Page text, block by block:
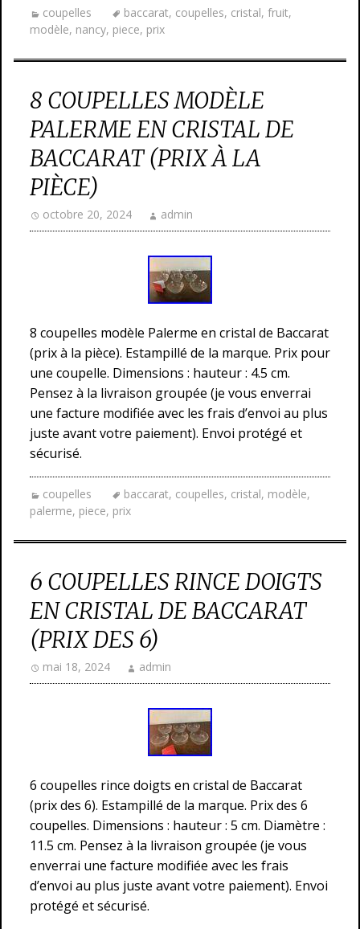
coupelles baccarat, coupelles, cristal, fruit,
modèle, nancy, piece, prix
8 COUPELLES MODÈLE
PALERME EN CRISTAL DE
BACCARAT (PRIX À LA
PIÈCE)
octobre 20, 2024 admin
8 coupelles modèle Palerme en cristal de Baccarat
(prix à la pièce). Estampillé de la marque. Prix pour
une coupelle. Dimensions : hauteur : 4.5 cm.
Pensez à la livraison groupée (je vous enverrai
une facture modifiée avec les frais d’envoi au plus
juste avant votre paiement). Envoi protégé et
sécurisé.
coupelles baccarat, coupelles, cristal, modèle,
palerme, piece, prix
6 COUPELLES RINCE DOIGTS
EN CRISTAL DE BACCARAT
(PRIX DES 6)
mai 18, 2024 admin
6 coupelles rince doigts en cristal de Baccarat
(prix des 6). Estampillé de la marque. Prix des 6
coupelles. Dimensions : hauteur : 5 cm. Diamètre :
11.5 cm. Pensez à la livraison groupée (je vous
enverrai une facture modifiée avec les frais
d’envoi au plus juste avant votre paiement). Envoi
protégé et sécurisé.